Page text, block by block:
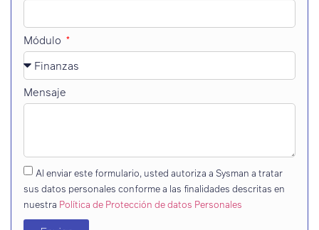
Módulo
Mensaje
Al enviar este formulario, usted autoriza a Sysman a tratar
sus datos personales conforme a las finalidades descritas en
nuestra Política de Protección de datos Personales